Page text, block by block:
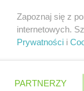
sugeruje, że Alfa
Zapoznaj się z
internetowych.
Prywatności i
PARTNERZY